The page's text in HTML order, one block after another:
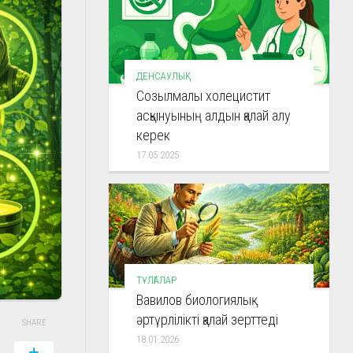
SHARE
ДЕНСАУЛЫҚ
Созылмалы холецистит
асқынуының алдын қалай алу
керек
17.05.2025
ТҰЛҒАЛАР
Вавилов биологиялық
әртүрлілікті қалай зерттеді
18.01.2026